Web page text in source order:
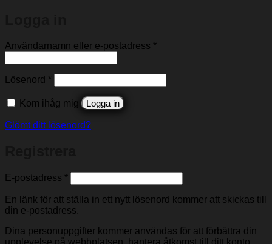
Användarnamn eller e-postadress *Obligatoriskt
Lösenord *Obligatoriskt
Kom ihåg mig Logga in
Glömt ditt lösenord?
E-postadress *Obligatoriskt
En länk för att ställa in ett nytt lösenord kommer att skickas till
din e-postadress.
Dina personuppgifter kommer användas för att förbättra din
upplevelse på webbplatsen, hantera åtkomst till ditt konto